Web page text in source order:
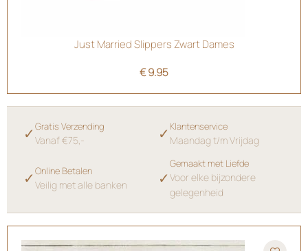
Just Married Slippers Zwart Dames
€9.95
✓ Gratis Verzending
Vanaf €75,- ✓ Klantenservice
Maandag t/m Vrijdag
✓ Online Betalen
Veilig met alle banken ✓
Gemaakt met Liefde
Voor elke bijzondere
gelegenheid